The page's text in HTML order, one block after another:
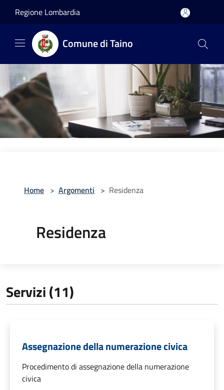
Regione Lombardia
Comune di Taino
Home > Argomenti > Residenza
Residenza
Servizi (11)
Assegnazione della numerazione civica
Procedimento di assegnazione della numerazione
civica